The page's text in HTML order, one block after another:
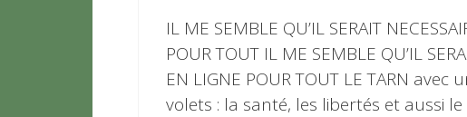
IL ME SEMBLE QU’IL SERAIT
POUR TOUT IL ME SEMBLE QU’IL
EN LIGNE POUR TOUT LE TARN
volets : la santé, les libertés et aussi